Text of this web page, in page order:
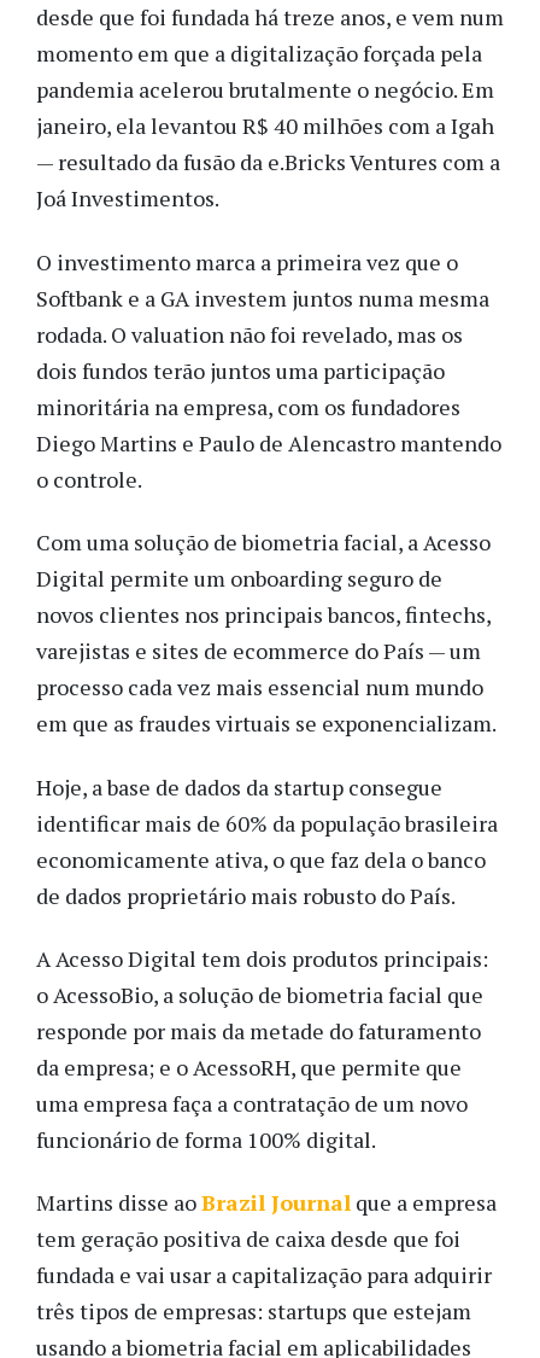
desde que foi fundada há treze anos, e vem num
momento em que a digitalização forçada pela
pandemia acelerou brutalmente o negócio. Em
janeiro, ela levantou R$ 40 milhões com a Igah
— resultado da fusão da e.Bricks Ventures com a
Joá Investimentos.
O investimento marca a primeira vez que o
Softbank e a GA investem juntos numa mesma
rodada. O valuation não foi revelado, mas os
dois fundos terão juntos uma participação
minoritária na empresa, com os fundadores
Diego Martins e Paulo de Alencastro mantendo
o controle.
Com uma solução de biometria facial, a Acesso
Digital permite um onboarding seguro de
novos clientes nos principais bancos, fintechs,
varejistas e sites de ecommerce do País — um
processo cada vez mais essencial num mundo
em que as fraudes virtuais se exponencializam.
Hoje, a base de dados da startup consegue
identificar mais de 60% da população brasileira
economicamente ativa, o que faz dela o banco
de dados proprietário mais robusto do País.
A Acesso Digital tem dois produtos principais:
o AcessoBio, a solução de biometria facial que
responde por mais da metade do faturamento
da empresa; e o AcessoRH, que permite que
uma empresa faça a contratação de um novo
funcionário de forma 100% digital.
Martins disse ao Brazil Journal que a empresa
tem geração positiva de caixa desde que foi
fundada e vai usar a capitalização para adquirir
três tipos de empresas: startups que estejam
usando a biometria facial em aplicabilidades